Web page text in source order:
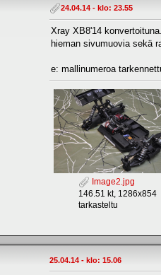
24.04.14 - klo: 23.55
Xray XB8'14
hieman sivumuovia sekä
e: mallinumeroa
Image2.jpg
146.51 kt, 1286x854
tarkasteltu
25.04.14 - klo: 15.06